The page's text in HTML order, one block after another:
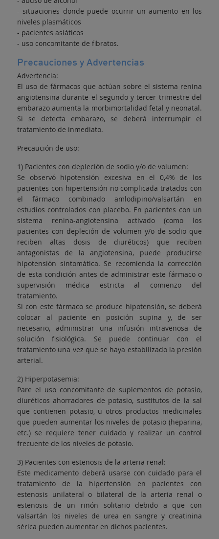
- situaciones donde puede ocurrir un aumento en los
niveles plasmáticos
- pacientes asiáticos
- uso concomitante de fibratos.
Precauciones y Advertencias
Advertencia:
El uso de fármacos que actúan sobre el sistema renina
angiotensina durante el segundo y tercer trimestre del
embarazo aumenta la morbimortalidad fetal y neonatal.
Si se detecta embarazo, se deberá interrumpir el
tratamiento de inmediato.
Precaución de uso:
1) Pacientes con depleción de sodio y/o de volumen:
Se observó hipotensión excesiva en el 0,4% de los
pacientes con hipertensión no complicada tratados con
el fármaco combinado amlodipino/valsartán en
estudios controlados con placebo. En pacientes con un
sistema renina-angiotensina activado (como los
pacientes con depleción de volumen y/o de sodio que
reciben altas dosis de diuréticos) que reciben
antagonistas de la angiotensina, puede producirse
hipotensión sintomática. Se recomienda la corrección
de esta condición antes de administrar este fármaco o
supervisión médica estricta al comienzo del
tratamiento.
Si con este fármaco se produce hipotensión, se deberá
colocar al paciente en posición supina y, de ser
necesario, administrar una infusión intravenosa de
solución fisiológica. Se puede continuar con el
tratamiento una vez que se haya estabilizado la presión
arterial.
2) Hiperpotasemia:
Pare el uso concomitante de suplementos de potasio,
diuréticos ahorradores de potasio, sustitutos de la sal
que contienen potasio, u otros productos medicinales
que pueden aumentar los niveles de potasio (heparina,
etc.) se requiere tener cuidado y realizar un control
frecuente de los niveles de potasio.
3) Pacientes con estenosis de la arteria renal:
Este medicamento deberá usarse con cuidado para el
tratamiento de la hipertensión en pacientes con
estenosis unilateral o bilateral de la arteria renal o
estenosis de un riñón solitario debido a que con
valsartán los niveles de urea en sangre y creatinina
sérica pueden aumentar en dichos pacientes.